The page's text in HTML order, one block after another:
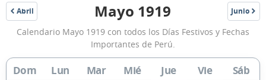
Abril
1919
Calendario
Mayo
1919
de
Mayo 1919 Junio
1919
Calendario Mayo 1919 con todos los Días Festivos y Fechas
Importantes de Perú.
Dom Lun Mar Mié Jue Vie Sáb